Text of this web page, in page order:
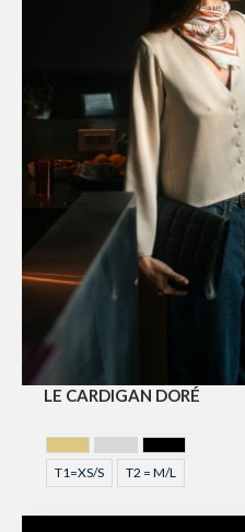
LE CARDIGAN DORÉ
GOLDEN
GRISNOIR
T1=XS/S T2 = M/L